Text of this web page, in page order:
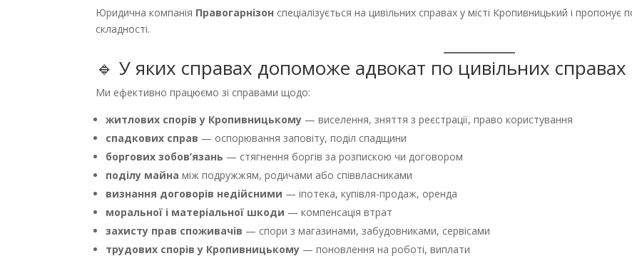
Юридична компанія Правогарнізон спеціалізується на цивільних справах у місті Кропивницький і пропонує
складності.
🔹 У яких справах допоможе адвокат по цивільних
Ми ефективно працюємо зі справами щодо:
житлових спорів у Кропивницькому — виселення, зняття з реєстрації, право користування
спадкових справ — оспорювання заповіту, поділ спадщини
боргових зобов’язань — стягнення боргів за розпискою чи договором
поділу майна між подружжям, родичами або співвласниками
визнання договорів недійсними — іпотека, купівля-продаж, оренда
моральної і матеріальної шкоди — компенсація втрат
захисту прав споживачів — спори з магазинами, забудовниками, сервісами
трудових спорів у Кропивницькому — поновлення на роботі, виплати